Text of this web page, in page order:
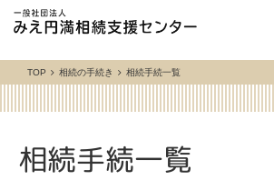
TOP 相続の手続き 相続手続一覧
相続手続一覧